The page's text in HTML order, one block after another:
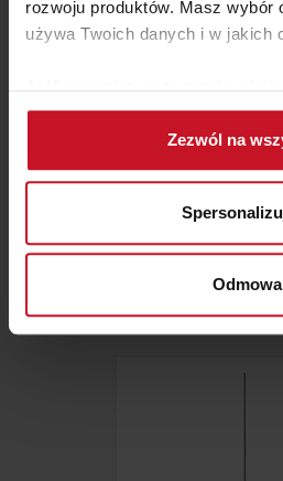
rozwoju produktów. Masz wybór
używa Twoich danych i w jakich
Jeśli wyrazisz na to zgodę,
Gromadzić dane
geograficznej z
Identyfikować Twoje
(fingerprinting, czyli
Dowiedz się więcej odnośnie
dane są przetwarzane oraz
zmienić lub wycofać swoją
Wykorzystujemy pliki cookie do
Zezwól na
Odmowa
LAMPA CHORS
ZAPYTAJ O CENĘ